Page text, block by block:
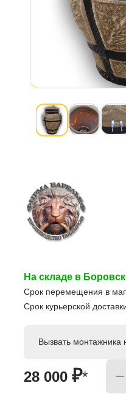
На складе в
Срок перемещения в
Срок курьерской
28 000 ₽*
Вызвать монтажника